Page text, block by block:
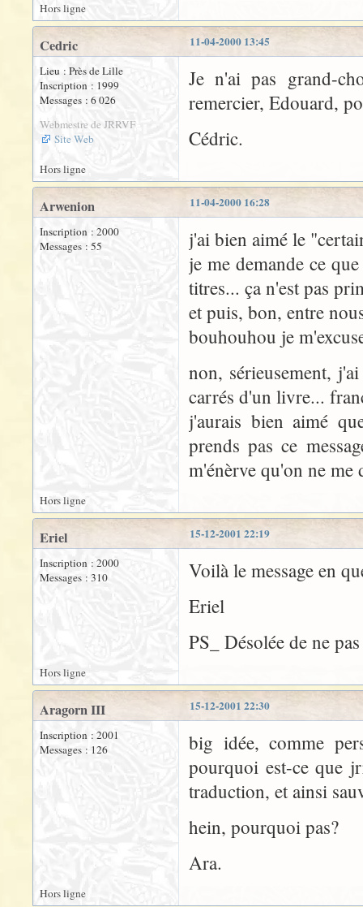
Hors ligne
11-04-2000 13:45
Cedric
Lieu : Près de Lille
Inscription : 1999
Messages : 6 026
Webmestre de JRRVF
Site Web
Je n'ai pas grand-
remercier, Edouard,
Cédric.
Hors ligne
11-04-2000 16:28
Arwenion
Inscription : 2000
Messages : 55
j'ai bien aimé le
je me demande ce
titres... ça n'est pas
et puis, bon, entre
bouhouhou je
non, sérieusement,
carrés d'un livre...
j'aurais bien aimé
prends pas ce
m'énèrve qu'on ne me
Hors ligne
15-12-2001 22:19
Eriel
Inscription : 2000
Messages : 310
Voilà le message en
Eriel
PS_ Désolée de ne
Hors ligne
15-12-2001 22:30
Aragorn III
Inscription : 2001
Messages : 126
big idée, comme
pourquoi est-ce que
traduction, et ainsi
hein, pourquoi pas?
Ara.
Hors ligne